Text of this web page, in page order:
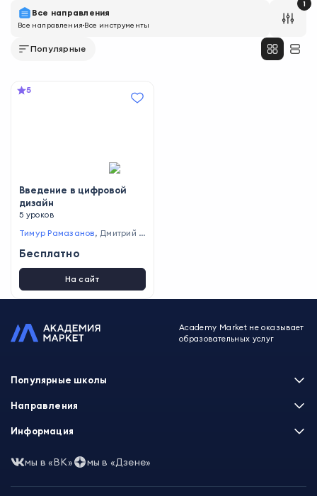
Все направления
Все направленияВсе инструменты
1
Популярные
5
Введение в цифровой
дизайн
5 уроков
Тимур Рамазанов, Дмитрий С
нтон Антонюк,
р
Бесплатно
На сайт
Academy Market не оказывает
образовательных услуг
Популярные школы
Skillbox
XYZ School
Skillfactory
Talentsy
Направления
Программирование
Маркетинг
Аналитика
Информация
Часто задаваемые вопросы
Пользовательское соглашение
Политика обработки данных
мы в «ВК» мы в «Дзене»